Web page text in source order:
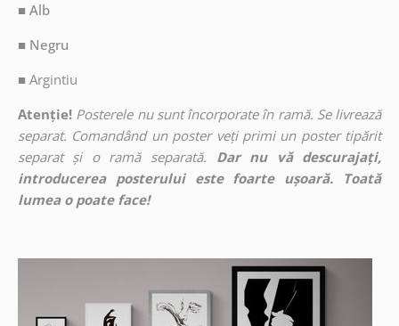
■ Alb
■ Negru
■ Argintiu
Atenție! Posterele nu sunt încorporate în ramă. Se livrează
separat. Comandând un poster veți primi un poster tipărit
separat și o ramă separată.
Dar nu vă descurajați,
introducerea posterului este foarte ușoară. Toată
lumea o poate face!